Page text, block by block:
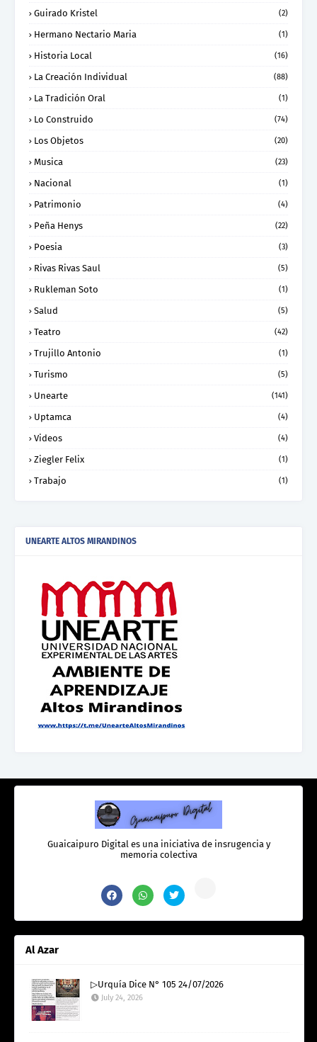
Guirado Kristel (2)
Hermano Nectario Maria (1)
Historia Local (16)
La Creación Individual (88)
La Tradición Oral (1)
Lo Construido (74)
Los Objetos (20)
Musica (23)
Nacional (1)
Patrimonio (4)
Peña Henys (22)
Poesia (3)
Rivas Rivas Saul (5)
Rukleman Soto (1)
Salud (5)
Teatro (42)
Trujillo Antonio (1)
Turismo (5)
Unearte (141)
Uptamca (4)
Videos (4)
Ziegler Felix (1)
Trabajo (1)
UNEARTE ALTOS MIRANDINOS
Guaicaipuro Digital es una iniciativa de insrugencia y
memoria colectiva
Al Azar
▷Urquía Dice N° 105 24/07/2026
July 24, 2026